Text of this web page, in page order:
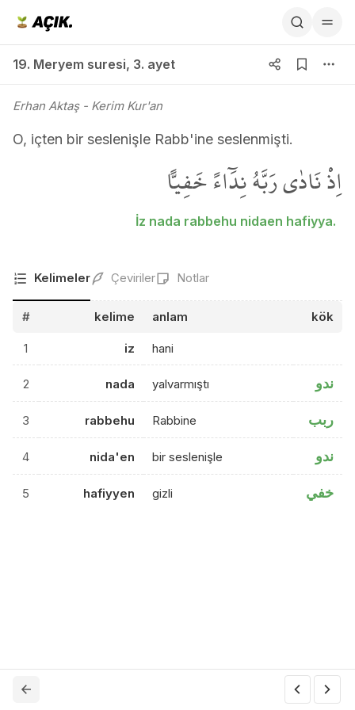
19. Meryem suresi, 3. ayet
Erhan Aktaş- Kerim Kur'an
O, içten bir seslenişle Rabb'ine seslenmişti.
اِذْ نَادٰى رَبَّهُ نِدَٓاءً خَفِياًّ
İz nada rabbehu nidaen hafiyya.
Kelimeler Çeviriler Notlar
# kelime anlam kök
1 iz hani
2 nada yalvarmıştı ندو
3 rabbehu Rabbine ربب
4 nida'en bir seslenişle ندو
5 hafiyyen gizli خفي